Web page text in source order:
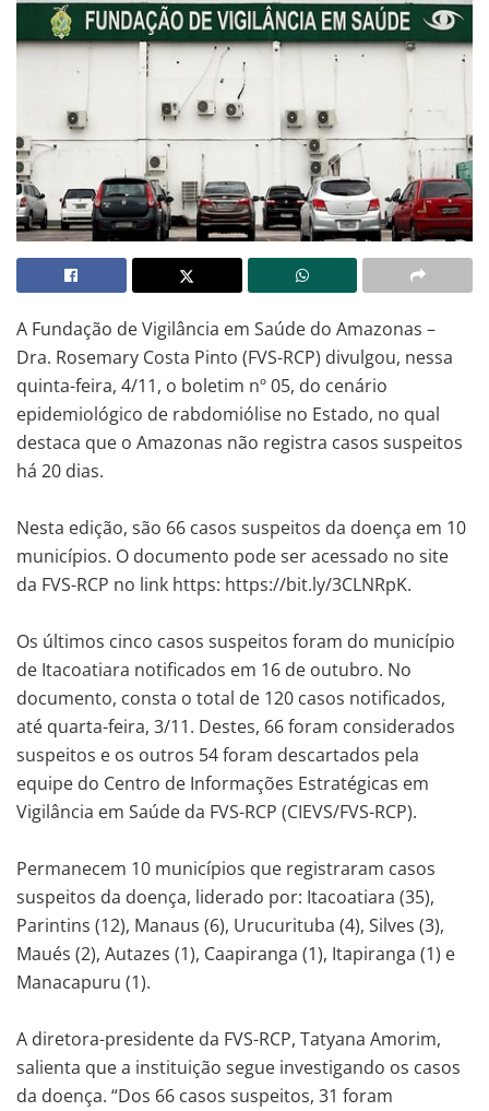
A Fundação de Vigilância em Saúde do Amazonas –
Dra. Rosemary Costa Pinto (FVS-RCP) divulgou, nessa
quinta-feira, 4/11, o boletim nº 05, do cenário
epidemiológico de rabdomiólise no Estado, no qual
destaca que o Amazonas não registra casos suspeitos
há 20 dias.
Nesta edição, são 66 casos suspeitos da doença em 10
municípios. O documento pode ser acessado no site
da FVS-RCP no link https: https://bit.ly/3CLNRpK.
Os últimos cinco casos suspeitos foram do município
de Itacoatiara notificados em 16 de outubro. No
documento, consta o total de 120 casos notificados,
até quarta-feira, 3/11. Destes, 66 foram considerados
suspeitos e os outros 54 foram descartados pela
equipe do Centro de Informações Estratégicas em
Vigilância em Saúde da FVS-RCP (CIEVS/FVS-RCP).
Permanecem 10 municípios que registraram casos
suspeitos da doença, liderado por: Itacoatiara (35),
Parintins (12), Manaus (6), Urucurituba (4), Silves (3),
Maués (2), Autazes (1), Caapiranga (1), Itapiranga (1) e
Manacapuru (1).
A diretora-presidente da FVS-RCP, Tatyana Amorim,
salienta que a instituição segue investigando os casos
da doença. “Dos 66 casos suspeitos, 31 foram